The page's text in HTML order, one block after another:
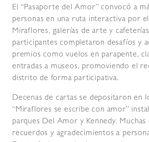
El “Pasaporte del Amor” convocó a
personas en una ruta interactiva por
Miraflores, galerías de arte y
participantes completaron desafíos y
premios como vuelos en parapente,
entradas a museos, promoviendo el
distrito de forma participativa.
Decenas de cartas se depositaron en
“Miraflores se escribe con amor”
parques Del Amor y Kennedy. Muchas
recuerdos y agradecimientos a